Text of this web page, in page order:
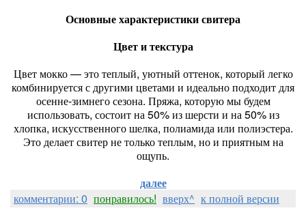
Основные характеристики свитера
Цвет и текстура
Цвет мокко — это теплый, уютный оттенок, который легко
комбинируется с другими цветами и идеально подходит для
осенне-зимнего сезона. Пряжа, которую мы будем
использовать, состоит на 50% из шерсти и на 50% из
хлопка, искусственного шелка, полиамида или полиэстера.
Это делает свитер не только теплым, но и приятным на
ощупь.
далее
комментарии: 0 понравилось! вверх^ к полной версии